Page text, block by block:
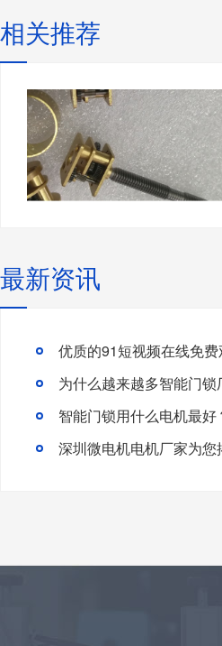
相关推荐
最新资讯
优质的91短视频在线免
智能门锁用什么电机最
深圳微电机电机厂家为